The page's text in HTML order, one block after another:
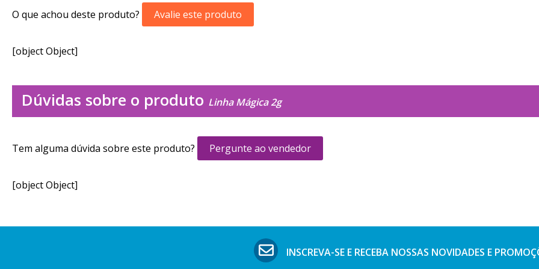
O que achou deste produto? Avalie este produto
[object Object]
Dúvidas sobre o produto Linha Mágica 2g
Tem alguma dúvida sobre este produto? Pergunte ao vendedor
[object Object]
INSCREVA-SE E RECEBA NOSSAS NOVIDADES E